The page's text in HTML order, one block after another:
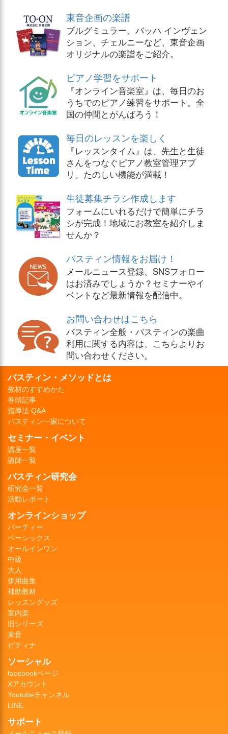
東音企画の楽譜
ブルグミュラー、バッハ インヴェン
ション、チェルニーなど、東音企画
オリジナルの楽譜をご紹介。
ピアノ学習をサポート
『オンライン音楽室』は、毎日のお
うちでのピアノ練習をサポート。全
国の仲間とがんばろう！
毎日のレッスンを楽しく
『レッスンタイム』は、先生と生徒
さんをつなぐピアノ教室管理アプ
リ。たのしい機能が満載！
生徒募集チラシ作成します
フォームにいれるだけで簡単にチラ
シが完成！地域にお教室を紹介しま
せんか？
バスティン情報をお届け！
メールニュース登録、SNSフォロー
はお済みでしょうか？セミナーやイ
ベントなど最新情報を配信中。
お問い合わせはこちら
バスティン全般・バスティンの楽曲
利用に関する内容は、こちらよりお
問い合わせください。
バスティン・メソッドとは
教材のすすめかた
巻頭記事
指導法 Q&A
バスティン一家について
セミナー・イベント
講座一覧
講師一覧
バスティン研究会
研究会一覧
活動レポート
オンラインショップ
パーティー
ベーシックス
オールインワン
中級
大人
併用曲集
補助教材
レッスングッズ
室内楽
旧シリーズ
東音
ピティナ
ソーシャル
facebookページ
Xアカウント
Youtubeチャンネル
LINE
サポート